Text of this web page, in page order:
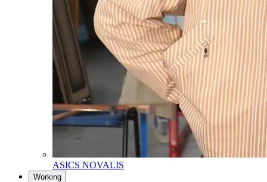
ASICS NOVALIS
Working